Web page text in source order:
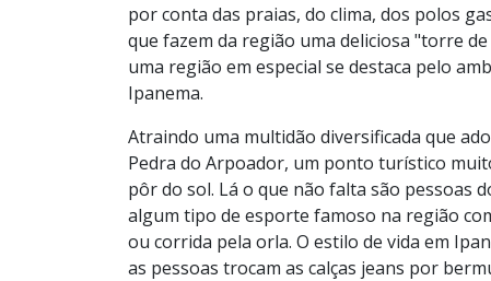
por conta das praias, do clima, dos polos
que fazem da região uma deliciosa "torre
uma região em especial se destaca pelo
Ipanema.
Atraindo uma multidão diversificada que
Pedra do Arpoador, um ponto turístico
pôr do sol. Lá o que não falta são pessoas
algum tipo de esporte famoso na região
ou corrida pela orla. O estilo de vida em
as pessoas trocam as calças jeans por